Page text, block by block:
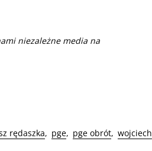
niezależne media na
rędaszka pge pge obrót wojciech